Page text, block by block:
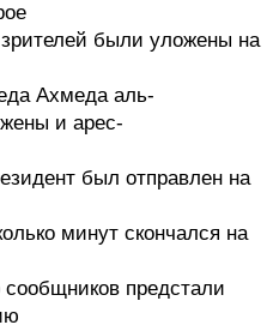
были уложены на
Ахмеда аль-
и арес-
был отправлен на
минут скончался на
предстали